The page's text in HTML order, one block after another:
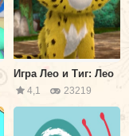
Игра Лео и Тиг: Лео
4,1 23219